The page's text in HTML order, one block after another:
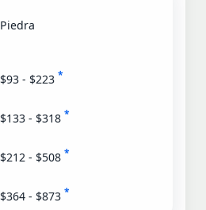
Piedra
$93 - $223 *
$133 - $318 *
$212 - $508 *
$364 - $873 *